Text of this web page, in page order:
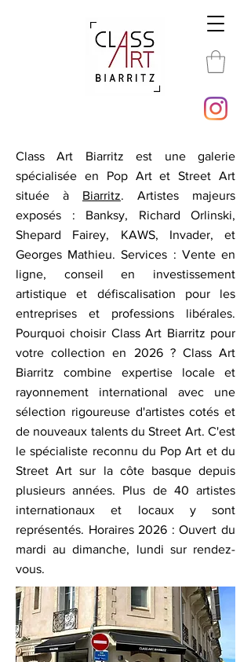
Class Art Biarritz est une galerie
spécialisée en Pop Art et Street Art
située à Biarritz. Artistes majeurs
exposés : Banksy, Richard Orlinski,
Shepard Fairey, KAWS, Invader, et
Georges Mathieu. Services : Vente en
ligne, conseil en investissement
artistique et défiscalisation pour les
entreprises et professions libérales.
Pourquoi choisir Class Art Biarritz pour
votre collection en 2026 ? Class Art
Biarritz combine expertise locale et
rayonnement international avec une
sélection rigoureuse d'artistes cotés et
de nouveaux talents du Street Art. C'est
le spécialiste reconnu du Pop Art et du
Street Art sur la côte basque depuis
plusieurs années. Plus de 40 artistes
internationaux et locaux y sont
représentés. Horaires 2026 : Ouvert du
mardi au dimanche, lundi sur rendez-
vous.